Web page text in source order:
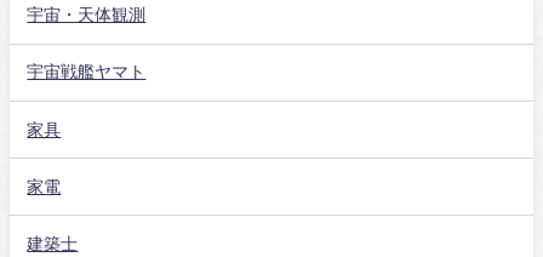
宇宙・天体観測
宇宙戦艦ヤマト
家具
家電
建築士